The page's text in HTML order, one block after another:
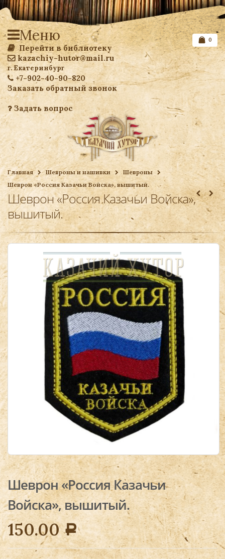
Перейти в библиотеку
kazachiy-hutor@mail.ru
г. Екатеринбург
+7-902-40-90-820
Заказать обратный звонок
Задать вопрос
Список желаемого
Ваша корзина
0
Меню
Главная Шевроны и нашивки
Шевроны
Шеврон «Россия Казачьи Войска», вышитый.
Шеврон «Россия Казачьи Войска»,
вышитый.
Шеврон «Россия Казачьи
Войска», вышитый.
150.00Р